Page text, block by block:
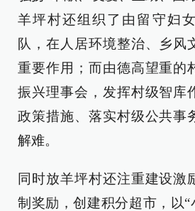
羊坪村还组织了由留守妇
队，在人居环境整治、乡风
重要作用；而由德高望重的
振兴理事会，发挥村级智库
政策措施、落实村级公共事
解难。
同时放羊坪村还注重建设激
制奖励，创建积分超市，以“